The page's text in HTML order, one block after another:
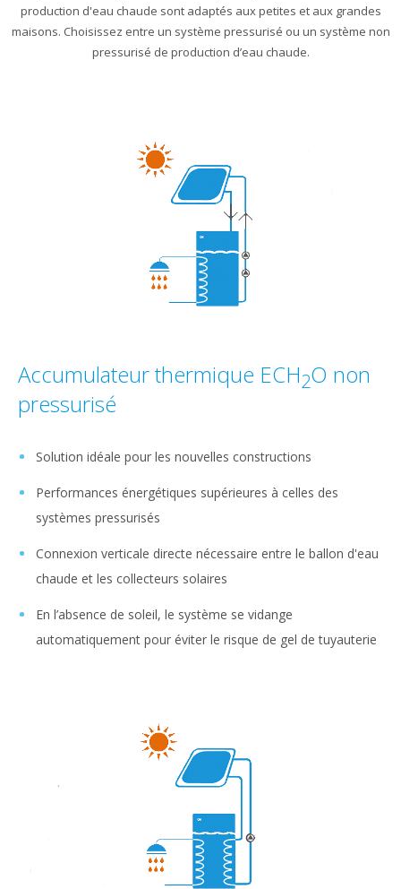
production d'eau chaude sont adaptés aux petites et aux grandes
maisons. Choisissez entre un système pressurisé ou un système non
pressurisé de production d’eau chaude.
Accumulateur thermique ECH2O non
pressurisé
Solution idéale pour les nouvelles constructions
Performances énergétiques supérieures à celles des
systèmes pressurisés
Connexion verticale directe nécessaire entre le ballon d'eau
chaude et les collecteurs solaires
En l’absence de soleil, le système se vidange
automatiquement pour éviter le risque de gel de tuyauterie